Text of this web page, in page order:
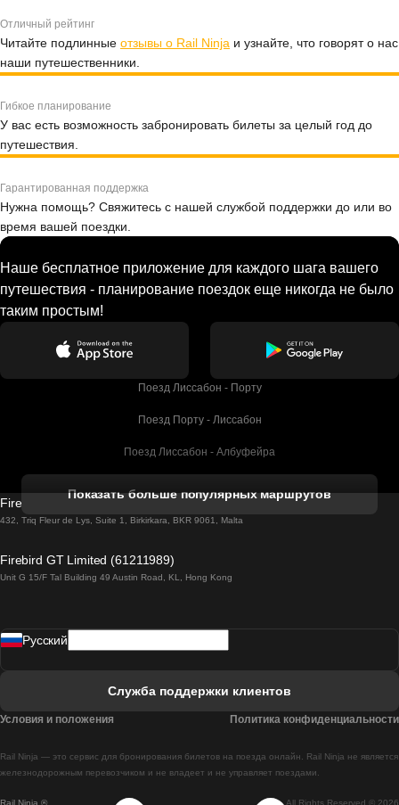
Отличный рейтинг
Читайте подлинные отзывы о Rail Ninja и узнайте, что говорят о нас
наши путешественники.
Гибкое планирование
У вас есть возможность забронировать билеты за целый год до
путешествия.
Гарантированная поддержка
Нужна помощь? Свяжитесь с нашей службой поддержки до или во
время вашей поездки.
Наше бесплатное приложение для каждого шага вашего
путешествия - планирование поездок еще никогда не было
таким простым!
Поезд Лиссабон - Порту
Поезд Порту - Лиссабон
Поезд Лиссабон - Албуфейра
Поезд Лиссабон - Лагос
Поезд Лиссабон - Мадрид
Поезд Лиссабон - Брага
Показать больше популярных маршрутов
Firebird GT Limited (OC 1451)
432, Triq Fleur de Lys, Suite 1, Birkirkara, BKR 9061, Malta
Firebird GT Limited (61211989)
Unit G 15/F Tal Building 49 Austin Road, KL, Hong Kong
Rail Ninja ® All Rights Reserved © 2026
Rail Ninja — это сервис для бронирования билетов на поезда онлайн. Rail Ninja не является
железнодорожным перевозчиком и не владеет и не управляет поездами.
Pусский
Служба поддержки клиентов
Условия и положения Политика конфиденциальности